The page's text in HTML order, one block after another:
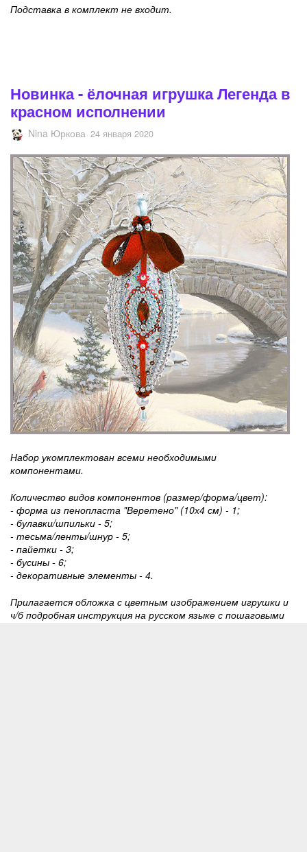
Подставка в комплект не входит.
Новинка - ёлочная игрушка Легенда в
красном исполнении
Nina Юркова 24 января 2020
Набор укомплектован всеми необходимыми
компонентами.
Количество видов компонентов (размер/форма/цвет):
- форма из пенопласта "Веретено" (10х4 см) - 1;
- булавки/шпильки - 5;
- тесьма/ленты/шнур - 5;
- пайетки - 3;
- бусины - 6;
- декоративные элементы - 4.
Прилагается обложка с цветным изображением игрушки и
ч/б подробная инструкция на русском языке с пошаговыми